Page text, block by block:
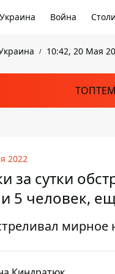
Украина Война
10:42, 20 Мая
2022
за сутки
5 человек,
мирное